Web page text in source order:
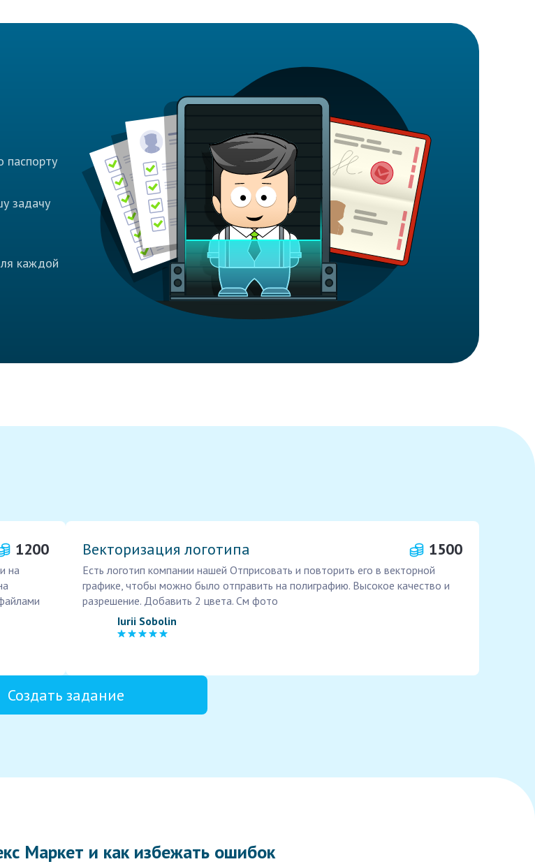
паспорту
задачу
каждой
1200
на
Векторизация логотипа 1500
Есть логотип компании нашей Отприсовать и повторить его в векторной
графике, чтобы можно было отправить на полиграфию. Высокое качество и
разрешение. Добавить 2 цвета. См фото
Iurii Sobolin
Создать задание
Маркет и как избежать ошибок